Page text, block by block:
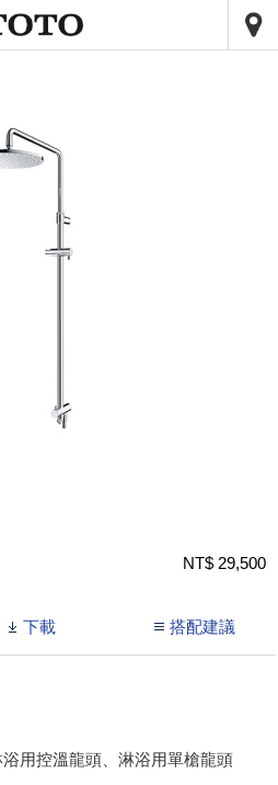
NT$ 29,500
下載 搭配建議
用控溫龍頭、淋浴用單槍龍頭